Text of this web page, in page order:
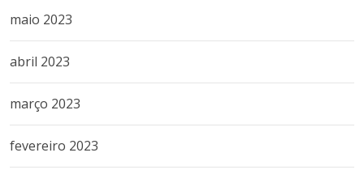
maio 2023
abril 2023
março 2023
fevereiro 2023